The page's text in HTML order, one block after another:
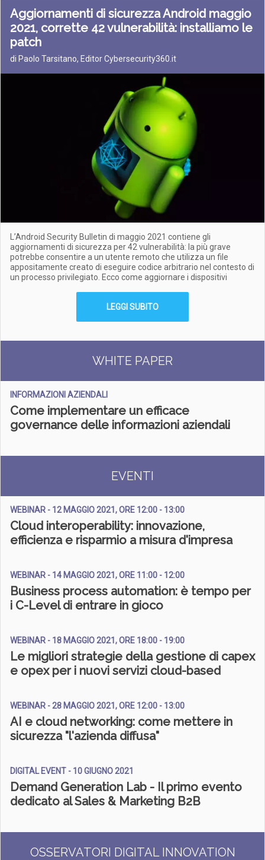
Aggiornamenti di sicurezza Android maggio
2021, corrette 42 vulnerabilità: installiamo le
patch
di Paolo Tarsitano, Editor Cybersecurity360.it
L’Android Security Bulletin di maggio 2021 contiene gli
aggiornamenti di sicurezza per 42 vulnerabilità: la più grave
potrebbe consentire a un utente remoto che utilizza un file
appositamente creato di eseguire codice arbitrario nel contesto di
un processo privilegiato. Ecco come aggiornare i dispositivi
LEGGI SUBITO
WHITE PAPER
INFORMAZIONI AZIENDALI
Come implementare un efficace
governance delle informazioni aziendali
EVENTI
WEBINAR - 12 MAGGIO 2021, ORE 12:00 - 13:00
Cloud interoperability: innovazione,
efficienza e risparmio a misura d'impresa
WEBINAR - 14 MAGGIO 2021, ORE 11:00 - 12:00
Business process automation: è tempo per
i C-Level di entrare in gioco
WEBINAR - 18 MAGGIO 2021, ORE 18:00 - 19:00
Le migliori strategie della gestione di capex
e opex per i nuovi servizi cloud-based
WEBINAR - 28 MAGGIO 2021, ORE 12:00 - 13:00
AI e cloud networking: come mettere in
sicurezza "l'azienda diffusa"
DIGITAL EVENT - 10 GIUGNO 2021
Demand Generation Lab - Il primo evento
dedicato al Sales & Marketing B2B​
OSSERVATORI DIGITAL INNOVATION